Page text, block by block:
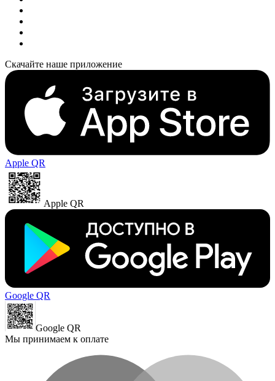
Скачайте наше приложение
Apple QR
Apple QR
Google QR
Google QR
Мы принимаем к оплате